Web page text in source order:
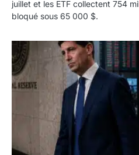
juillet et les ETF collectent 754
bloqué sous 65 000 $.
Kevin Warsh maintient sa